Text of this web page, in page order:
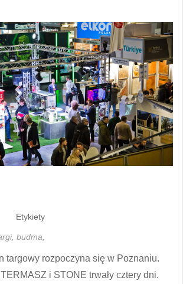
Etykiety
budma,
targowy rozpoczyna się w Poznaniu.
i STONE trwały cztery dni.